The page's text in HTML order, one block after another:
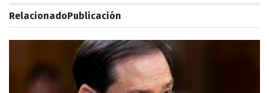
RelacionadoPublicación